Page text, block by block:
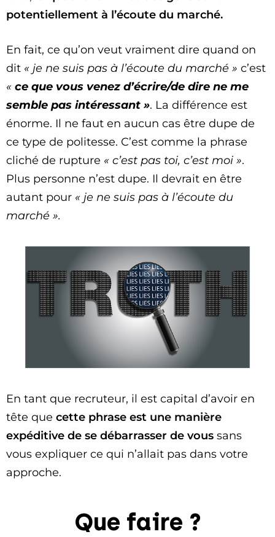
potentiellement à l’écoute du marché.
En fait, ce qu’on veut vraiment dire quand on
dit « je ne suis pas à l’écoute du marché » c’est
« ce que vous venez d’écrire/de dire ne me
semble pas intéressant ». La différence est
énorme. Il ne faut en aucun cas être dupe de
ce type de politesse. C’est comme la phrase
cliché de rupture « c’est pas toi, c’est moi ».
Plus personne n’est dupe. Il devrait en être
autant pour « je ne suis pas à l’écoute du
marché ».
En tant que recruteur, il est capital d’avoir en
tête que cette phrase est une manière
expéditive de se débarrasser de vous sans
vous expliquer ce qui n’allait pas dans votre
approche.
Que faire ?